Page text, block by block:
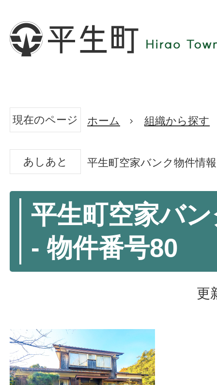
現在のページ ホーム 組織から探す
あしあと 平生町空家バンク物件情
平生町空家バ
- 物件番号80
更